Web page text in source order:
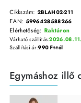
Cikkszám: 2BLAH02-211
EAN: 5996428588266
Elérhetőség: Raktáron
Várható szállítás:2026.08.11.
Szállítási ár:990 Ft-tól
Egymáshoz illő